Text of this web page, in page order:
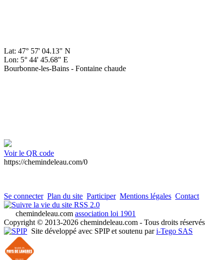
Lat: 47° 57' 04.13" N
Lon: 5° 44' 45.68" E
Bourbonne-les-Bains - Fontaine chaude
Voir le QR code
https://chemindeleau.com/0
Se connecter Plan du site Participer Mentions légales Contact
RSS 2.0
chemindeleau.com association loi 1901
Copyright © 2013-2026 chemindeleau.com - Tous droits réservés
Site développé avec SPIP et soutenu pari-Tego SAS